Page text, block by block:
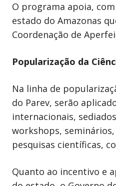
O programa apoia,
estado do Amazonas
Coordenação de
Popularização da
Na linha de
do Parev, serão
internacionais,
workshops,
pesquisas científicas,
Quanto ao incentivo e